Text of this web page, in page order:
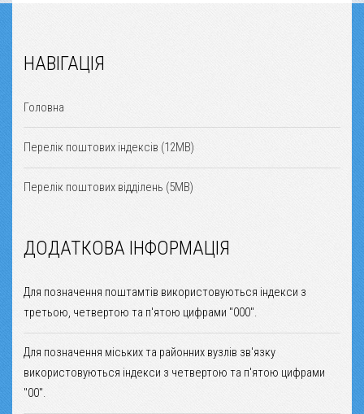
НАВІГАЦІЯ
Головна
Перелік поштових індексів (12MB)
Перелік поштових відділень (5MB)
ДОДАТКОВА ІНФОРМАЦІЯ
Для позначення поштамтів використовуються індекси з
третьою, четвертою та п'ятою цифрами "000".
Для позначення міських та районних вузлів зв'язку
використовуються індекси з четвертою та п'ятою цифрами
"00".